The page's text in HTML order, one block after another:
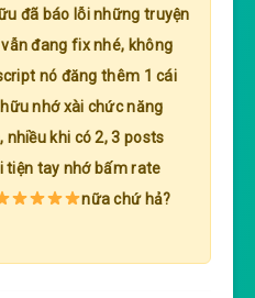
đã báo lỗi những truyện
đang fix nhé, không
nó đăng thêm 1 cái
nhớ xài chức năng
khi có 2, 3 posts
tiện tay nhớ bấm rate
nữa chứ hả?